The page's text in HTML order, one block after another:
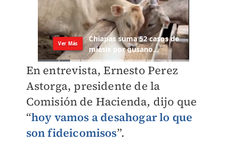
En entrevista, Ernesto Perez
Astorga, presidente de la
Comisión de Hacienda, dijo que
“hoy vamos a desahogar lo que
son fideicomisos”.